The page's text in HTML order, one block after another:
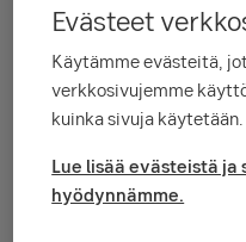
Euroopan
kiinni
rahapolitiikasta
varovaisena
Evästeet
Käytämme evästeitä,
verkkosivujemme
kuinka sivuja käytetään.
Lue lisää evästeistä ja
hyödynnämme.